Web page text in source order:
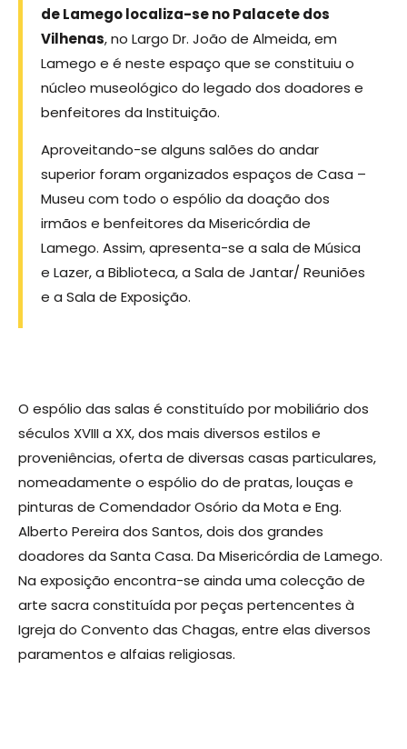
de Lamego localiza-se no Palacete dos
Vilhenas, no Largo Dr. João de Almeida, em
Lamego e é neste espaço que se constituiu o
núcleo museológico do legado dos doadores e
benfeitores da Instituição.
Aproveitando-se alguns salões do andar
superior foram organizados espaços de Casa –
Museu com todo o espólio da doação dos
irmãos e benfeitores da Misericórdia de
Lamego. Assim, apresenta-se a sala de Música
e Lazer, a Biblioteca, a Sala de Jantar/ Reuniões
e a Sala de Exposição.
O espólio das salas é constituído por mobiliário dos
séculos XVIII a XX, dos mais diversos estilos e
proveniências, oferta de diversas casas particulares,
nomeadamente o espólio do de pratas, louças e
pinturas de Comendador Osório da Mota e Eng.
Alberto Pereira dos Santos, dois dos grandes
doadores da Santa Casa. Da Misericórdia de Lamego.
Na exposição encontra-se ainda uma colecção de
arte sacra constituída por peças pertencentes à
Igreja do Convento das Chagas, entre elas diversos
paramentos e alfaias religiosas.